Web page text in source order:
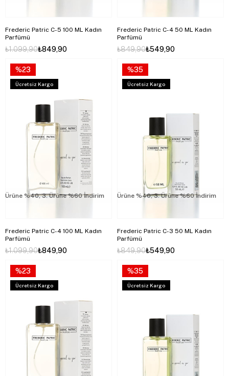
Frederic Patric C-5 100 ML Kadın
Parfümü
₺849,90
₺1.099,90
Frederic Patric C-4 50 ML Kadın
Parfümü
₺549,90
₺849,90
Frederic Patric C-4 100 ML Kadın
Parfümü
₺849,90
₺1.099,90
%40, 3. Ürüne %60 İndirim 2. Ürüne %40, 3. Ürüne %60 İndirim
%23
Ücretsiz Kargo
Frederic Patric C-3 50 ML Kadın
Parfümü
₺549,90
₺849,90
2. Ürüne %40, 3. Ürüne %60 İndirim
%35
Ücretsiz Kargo
%23
Ücretsiz Kargo
%35
Ücretsiz Kargo